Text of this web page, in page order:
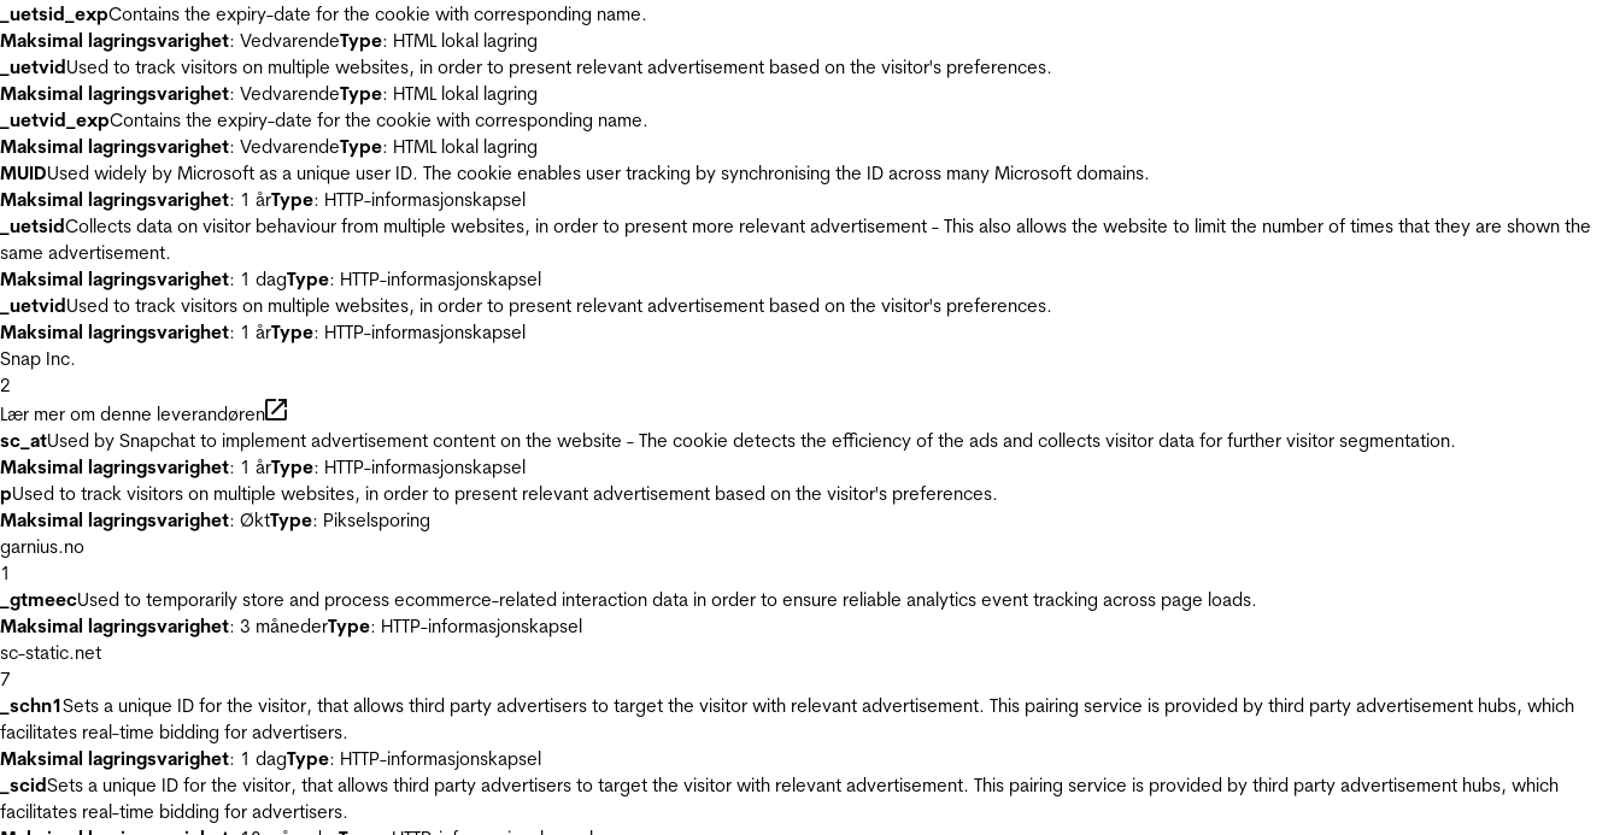
_uetsid_expContains the expiry-date for the cookie with corresponding name.
Maksimal lagringsvarighet: VedvarendeType: HTML lokal lagring
_uetvidUsed to track visitors on multiple websites, in order to present relevant advertisement based on the visitor's preferences.
Maksimal lagringsvarighet: VedvarendeType: HTML lokal lagring
_uetvid_expContains the expiry-date for the cookie with corresponding name.
Maksimal lagringsvarighet: VedvarendeType: HTML lokal lagring
MUIDUsed widely by Microsoft as a unique user ID. The cookie enables user tracking by synchronising the ID across many Microsoft domains.
Maksimal lagringsvarighet: 1 årType: HTTP-informasjonskapsel
_uetsidCollects data on visitor behaviour from multiple websites, in order to present more relevant advertisement - This also allows the website to limit the number of times that they are shown the
same advertisement.
Maksimal lagringsvarighet: 1 dagType: HTTP-informasjonskapsel
_uetvidUsed to track visitors on multiple websites, in order to present relevant advertisement based on the visitor's preferences.
Maksimal lagringsvarighet: 1 årType: HTTP-informasjonskapsel
Snap Inc.
2
Lær mer om denne leverandøren
sc_atUsed by Snapchat to implement advertisement content on the website - The cookie detects the efficiency of the ads and collects visitor data for further visitor segmentation.
Maksimal lagringsvarighet: 1 årType: HTTP-informasjonskapsel
pUsed to track visitors on multiple websites, in order to present relevant advertisement based on the visitor's preferences.
Maksimal lagringsvarighet: ØktType: Pikselsporing
garnius.no
1
_gtmeecUsed to temporarily store and process ecommerce-related interaction data in order to ensure reliable analytics event tracking across page loads.
Maksimal lagringsvarighet: 3 månederType: HTTP-informasjonskapsel
sc-static.net
7
_schn1Sets a unique ID for the visitor, that allows third party advertisers to target the visitor with relevant advertisement. This pairing service is provided by third party advertisement hubs, which
facilitates real-time bidding for advertisers.
Maksimal lagringsvarighet: 1 dagType: HTTP-informasjonskapsel
_scidSets a unique ID for the visitor, that allows third party advertisers to target the visitor with relevant advertisement. This pairing service is provided by third party advertisement hubs, which
facilitates real-time bidding for advertisers.